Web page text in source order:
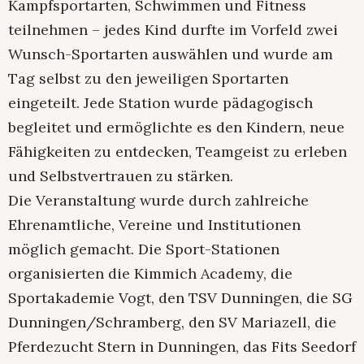
Kampfsportarten, Schwimmen und Fitness
teilnehmen – jedes Kind durfte im Vorfeld zwei
Wunsch-Sportarten auswählen und wurde am
Tag selbst zu den jeweiligen Sportarten
eingeteilt. Jede Station wurde pädagogisch
begleitet und ermöglichte es den Kindern, neue
Fähigkeiten zu entdecken, Teamgeist zu erleben
und Selbstvertrauen zu stärken.
Die Veranstaltung wurde durch zahlreiche
Ehrenamtliche, Vereine und Institutionen
möglich gemacht. Die Sport-Stationen
organisierten die Kimmich Academy, die
Sportakademie Vogt, den TSV Dunningen, die SG
Dunningen/Schramberg, den SV Mariazell, die
Pferdezucht Stern in Dunningen, das Fits Seedorf